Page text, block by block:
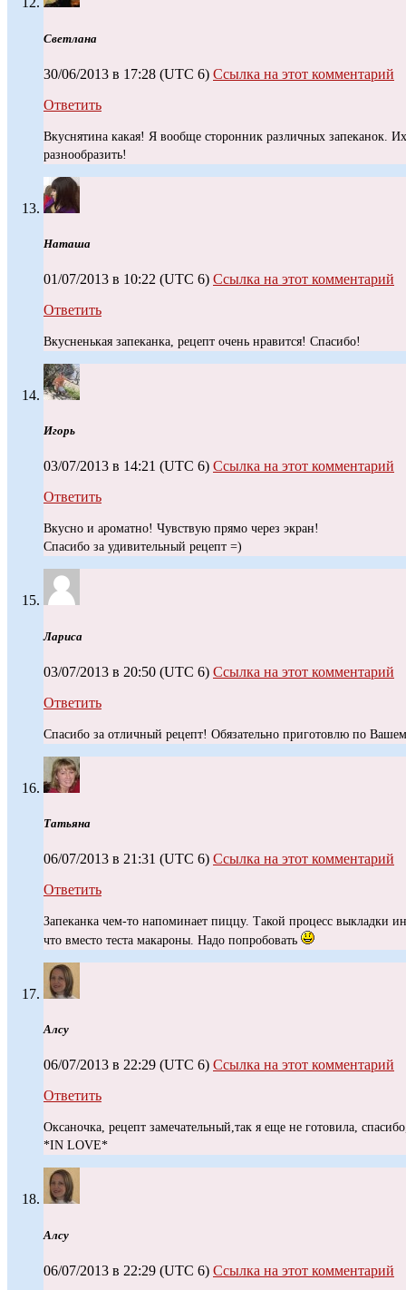
Светлана
30/06/2013 в 17:28 (UTC 6) Ссылка на этот комментарий
Ответить
Вкуснятина какая! Я вообще сторонник различных запеканок.
разнообразить!
Наташа
01/07/2013 в 10:22 (UTC 6) Ссылка на этот комментарий
Ответить
Вкусненькая запеканка, рецепт очень нравится! Спасибо!
Игopь
03/07/2013 в 14:21 (UTC 6) Ссылка на этот комментарий
Ответить
Вкусно и ароматно! Чувствую прямо через экран!
Спасибо за удивительный рецепт =)
Лариса
03/07/2013 в 20:50 (UTC 6) Ссылка на этот комментарий
Ответить
Спасибо за отличный рецепт! Обязательно приготовлю по
Татьяна
06/07/2013 в 21:31 (UTC 6) Ссылка на этот комментарий
Ответить
Запеканка чем-то напоминает пиццу. Такой процесс выкладки
что вместо теста макароны. Надо попробовать
Алсу
06/07/2013 в 22:29 (UTC 6) Ссылка на этот комментарий
Ответить
Оксаночка, рецепт замечательный,так я еще не готовила,
*IN LOVE*
Алсу
06/07/2013 в 22:29 (UTC 6) Ссылка на этот комментарий